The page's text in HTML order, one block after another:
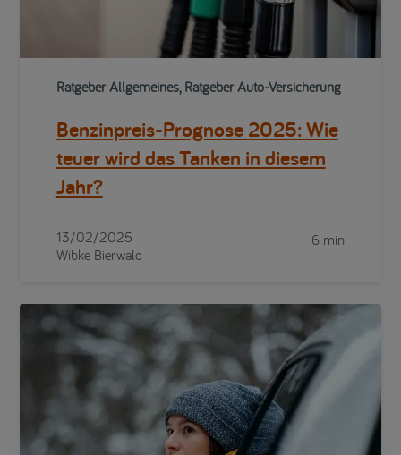
Ratgeber Allgemeines, Ratgeber Auto-Versicherung
Benzinpreis-Prognose 2025: Wie
teuer wird das Tanken in diesem
Jahr?
13/02/2025
Wibke Bierwald
6 min